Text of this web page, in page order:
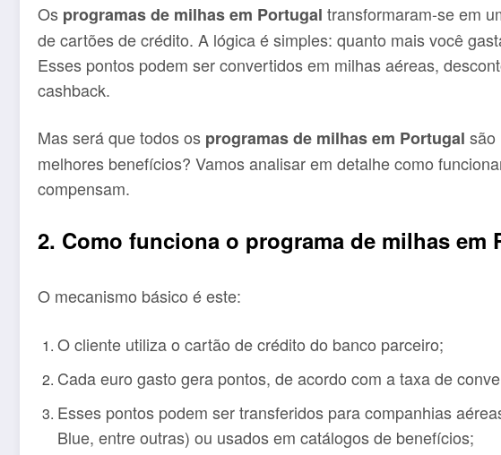
Os programas de milhas em Portugal transformaram-se em
de cartões de crédito. A lógica é simples: quanto mais você
Esses pontos podem ser convertidos em milhas aéreas,
cashback.
Mas será que todos os programas de milhas em Portugal são
melhores benefícios? Vamos analisar em detalhe como
compensam.
2. Como funciona o programa de milhas em
O mecanismo básico é este:
O cliente utiliza o cartão de crédito do banco parceiro;
Cada euro gasto gera pontos, de acordo com a taxa de
Esses pontos podem ser transferidos para companhias
Blue, entre outras) ou usados em catálogos de benefícios;